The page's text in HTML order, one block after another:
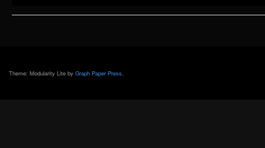
Theme: Modularity Lite by Graph Paper Press.